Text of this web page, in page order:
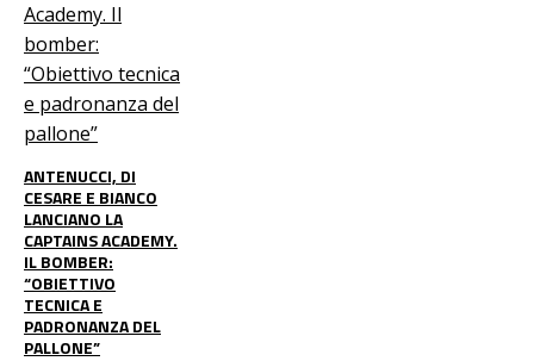
ANTENUCCI, DI
CESARE E BIANCO
LANCIANO LA
CAPTAINS ACADEMY.
IL BOMBER:
“OBIETTIVO
TECNICA E
PADRONANZA DEL
PALLONE”